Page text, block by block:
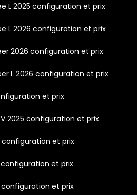
L 2025 configuration et prix
L 2026 configuration et prix
2026 configuration et prix
L 2026 configuration et prix
et prix
2025 configuration et prix
et prix
et prix
et prix